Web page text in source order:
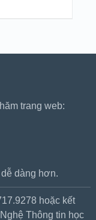
trang web:
dàng hơn.
hoặc kết
Thông tin học